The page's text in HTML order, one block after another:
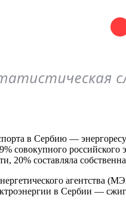
в Сербию —
совокупного российского
20% составляла
агентства
в Сербии —